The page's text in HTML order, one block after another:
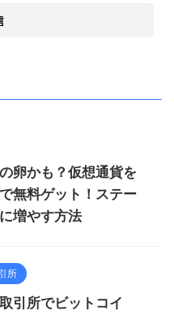
卵かも？仮想通貨を
無料ゲット！ステー
増やす方法
所
引所でビットコイ